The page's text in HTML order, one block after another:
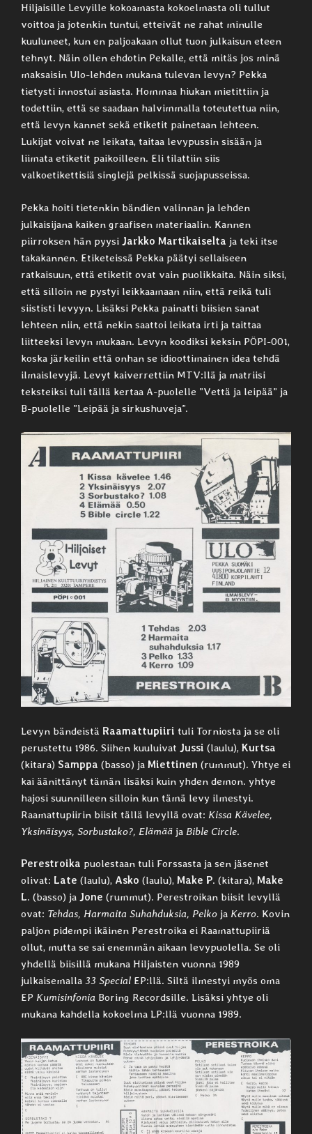
Hiljaisille Levyille kokoamasta kokoelmasta oli tullut
voittoa ja jotenkin tuntui, etteivät ne rahat minulle
kuuluneet, kun en paljoakaan ollut tuon julkaisun eteen
tehnyt. Näin ollen ehdotin Pekalle, että mitäs jos minä
maksaisin Ulo-lehden mukana tulevan levyn? Pekka
tietysti innostui asiasta. Hommaa hiukan mietittiin ja
todettiin, että se saadaan halvimmalla toteutettua niin,
että levyn kannet sekä etiketit painetaan lehteen.
Lukijat voivat ne leikata, taitaa levypussin sisään ja
liimata etiketit paikoilleen. Eli tilattiin siis
valkoetikettisiä singlejä pelkissä suojapusseissa.
Pekka hoiti tietenkin bändien valinnan ja lehden
julkaisijana kaiken graafisen materiaalin. Kannen
piirroksen hän pyysi Jarkko Martikaiselta ja teki itse
takakannen. Etiketeissä Pekka päätyi sellaiseen
ratkaisuun, että etiketit ovat vain puolikkaita. Näin siksi,
että silloin ne pystyi leikkaamaan niin, että reikä tuli
siististi levyyn. Lisäksi Pekka painatti biisien sanat
lehteen niin, että nekin saattoi leikata irti ja taittaa
liitteeksi levyn mukaan. Levyn koodiksi keksin PÖPI-001,
koska järkeilin että onhan se idioottimainen idea tehdä
ilmaislevyjä. Levyt kaiverrettiin MTV:llä ja matriisi
teksteiksi tuli tällä kertaa A-puolelle ”Vettä ja leipää” ja
B-puolelle ”Leipää ja sirkushuveja”.
Levyn bändeistä Raamattupiiri tuli Torniosta ja se oli
perustettu 1986. Siihen kuuluivat Jussi (laulu), Kurtsa
(kitara) Samppa (basso) ja Miettinen (rummut). Yhtye ei
kai äänittänyt tämän lisäksi kuin yhden demon. yhtye
hajosi suunnilleen silloin kun tämä levy ilmestyi.
Raamattupiirin biisit tällä levyllä ovat: Kissa Kävelee,
Yksinäisyys, Sorbustako?, Elämää ja Bible Circle.
Perestroika puolestaan tuli Forssasta ja sen jäsenet
olivat: Late (laulu), Asko (laulu), Make P. (kitara), Make
L. (basso) ja Jone (rummut). Perestroikan biisit levyllä
ovat: Tehdas, Harmaita Suhahduksia, Pelko ja Kerro. Kovin
paljon pidempi ikäinen Perestroika ei Raamattupiiriä
ollut, mutta se sai enemmän aikaan levypuolella. Se oli
yhdellä biisillä mukana Hiljaisten vuonna 1989
julkaisemalla 33 Special EP:llä. Siltä ilmestyi myös oma
EP Kumisinfonia Boring Recordsille. Lisäksi yhtye oli
mukana kahdella kokoelma LP:llä vuonna 1989.